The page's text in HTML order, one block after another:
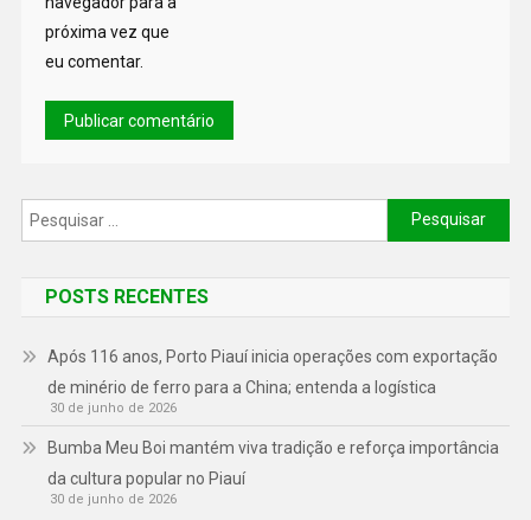
próxima vez que
eu comentar.
POSTS RECENTES
Após 116 anos, Porto Piauí inicia operações com exportação
de minério de ferro para a China; entenda a logística
30 de junho de 2026
Bumba Meu Boi mantém viva tradição e reforça importância
da cultura popular no Piauí
30 de junho de 2026